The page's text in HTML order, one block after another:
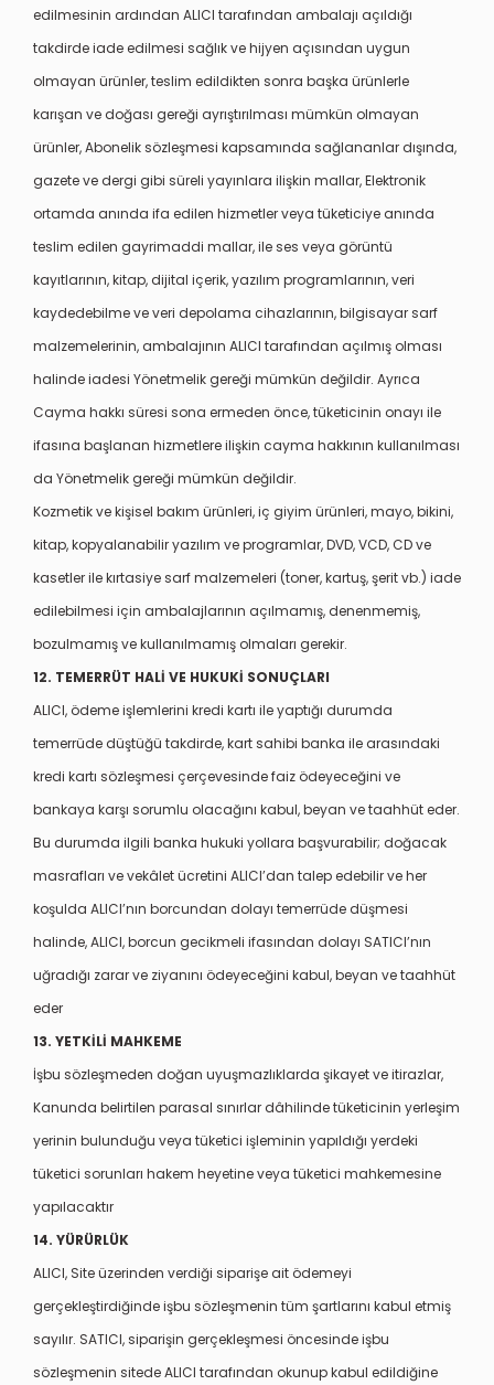
edilmesinin ardından ALICI tarafından ambalajı açıldığı
takdirde iade edilmesi sağlık ve hijyen açısından uygun
olmayan ürünler, teslim edildikten sonra başka ürünlerle
karışan ve doğası gereği ayrıştırılması mümkün olmayan
ürünler, Abonelik sözleşmesi kapsamında sağlananlar dışında,
gazete ve dergi gibi süreli yayınlara ilişkin mallar, Elektronik
ortamda anında ifa edilen hizmetler veya tüketiciye anında
teslim edilen gayrimaddi mallar, ile ses veya görüntü
kayıtlarının, kitap, dijital içerik, yazılım programlarının, veri
kaydedebilme ve veri depolama cihazlarının, bilgisayar sarf
malzemelerinin, ambalajının ALICI tarafından açılmış olması
halinde iadesi Yönetmelik gereği mümkün değildir. Ayrıca
Cayma hakkı süresi sona ermeden önce, tüketicinin onayı ile
ifasına başlanan hizmetlere ilişkin cayma hakkının kullanılması
da Yönetmelik gereği mümkün değildir.
Kozmetik ve kişisel bakım ürünleri, iç giyim ürünleri, mayo, bikini,
kitap, kopyalanabilir yazılım ve programlar, DVD, VCD, CD ve
kasetler ile kırtasiye sarf malzemeleri (toner, kartuş, şerit vb.) iade
edilebilmesi için ambalajlarının açılmamış, denenmemiş,
bozulmamış ve kullanılmamış olmaları gerekir.
12. TEMERRÜT HALİ VE HUKUKİ SONUÇLARI
ALICI, ödeme işlemlerini kredi kartı ile yaptığı durumda
temerrüde düştüğü takdirde, kart sahibi banka ile arasındaki
kredi kartı sözleşmesi çerçevesinde faiz ödeyeceğini ve
bankaya karşı sorumlu olacağını kabul, beyan ve taahhüt eder.
Bu durumda ilgili banka hukuki yollara başvurabilir; doğacak
masrafları ve vekâlet ücretini ALICI’dan talep edebilir ve her
koşulda ALICI’nın borcundan dolayı temerrüde düşmesi
halinde, ALICI, borcun gecikmeli ifasından dolayı SATICI’nın
uğradığı zarar ve ziyanını ödeyeceğini kabul, beyan ve taahhüt
eder
13. YETKİLİ MAHKEME
İşbu sözleşmeden doğan uyuşmazlıklarda şikayet ve itirazlar,
Kanunda belirtilen parasal sınırlar dâhilinde tüketicinin yerleşim
yerinin bulunduğu veya tüketici işleminin yapıldığı yerdeki
tüketici sorunları hakem heyetine veya tüketici mahkemesine
yapılacaktır
14. YÜRÜRLÜK
ALICI, Site üzerinden verdiği siparişe ait ödemeyi
gerçekleştirdiğinde işbu sözleşmenin tüm şartlarını kabul etmiş
sayılır. SATICI, siparişin gerçekleşmesi öncesinde işbu
sözleşmenin sitede ALICI tarafından okunup kabul edildiğine